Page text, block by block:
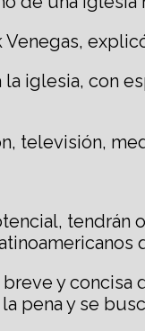
iglesia, con
televisión,
y
pena y se